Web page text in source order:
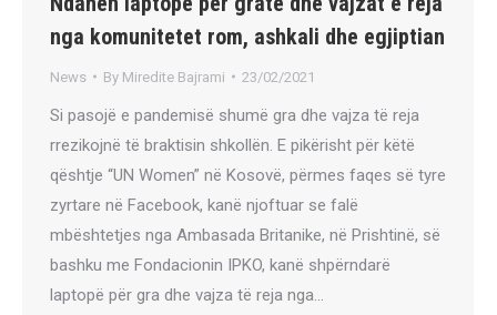
nga komunitetet rom, ashkali dhe egjiptian
News By Miredite Bajrami 23/02/2021
Si pasojë e pandemisë shumë gra dhe vajza të reja
rrezikojnë të braktisin shkollën. E pikërisht për këtë
qështje “UN Women” në Kosovë, përmes faqes së tyre
zyrtare në Facebook, kanë njoftuar se falë
mbështetjes nga Ambasada Britanike, në Prishtinë, së
bashku me Fondacionin IPKO, kanë shpërndarë
laptopë për gra dhe vajza të reja nga…